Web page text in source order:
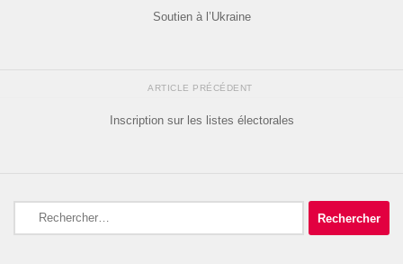
Soutien à l’Ukraine
ARTICLE PRÉCÉDENT
Inscription sur les listes électorales